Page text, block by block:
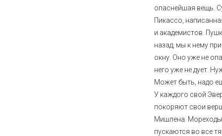
опаснейшая вещь.
Пикассо,
и академистов.
назад, мы к нему
окну. Оно уже не
него уже не дует.
Может быть, надо
У каждого свой
покоряют свои
Мишлена. Мореходы
пускаются во все